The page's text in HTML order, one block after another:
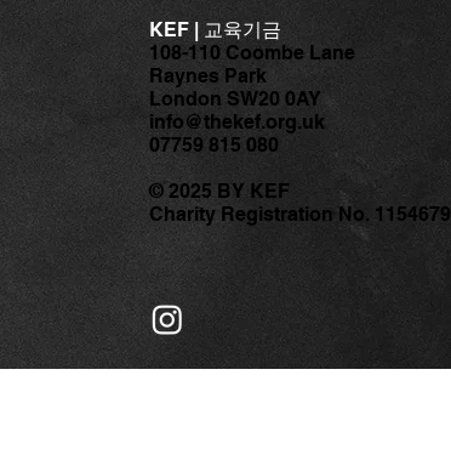
교육기금에서는 현지인 및 한국어
학습 희망자를 대상으로, 한국어와
한국 문화를 널리 알릴 열정적이고
역량 있는 한국어 전문 강사님을 모
십니다. 단순한 언어 교육을 넘어, 한
국의 문화를 함께 나누며 의미 있는
수업을 이끌어주실 분들의 많은 관
심과 지원을 바랍니다. 📌 모집 개요
모집 분야: 한국어 수업 전문 강사 근
무 장
KEF | 교육기금
108-110 Coombe Lane
Raynes Park
London SW20 0AY
info@thekef.org.uk
07759 815 080
© 2025 BY KEF
Charity Registration No. 1154679